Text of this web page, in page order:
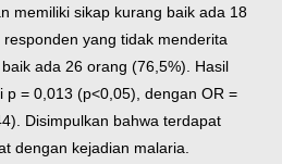
memiliki sikap kurang baik ada 18
yang tidak menderita
ada 26 orang (76,5%). Hasil
p = 0,013 (p<0,05), dengan OR =
Disimpulkan bahwa terdapat
dengan kejadian malaria.